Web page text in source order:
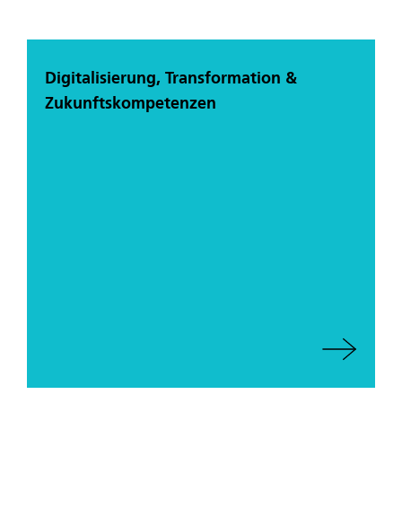
Digitalisierung, Transformation &
Zukunftskompetenzen